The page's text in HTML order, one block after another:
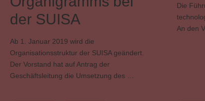
der SUISA
Ab 1. Januar 2019 wird die
Organisationsstruktur der SUISA geändert.
Der Vorstand hat auf Antrag der
Geschäftsleitung die Umsetzung des …
Die
An den